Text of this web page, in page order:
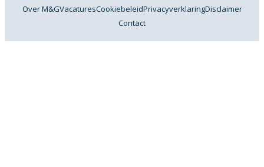
Over M&GVacaturesCookiebeleidPrivacyverklaringDisclaimer
Contact